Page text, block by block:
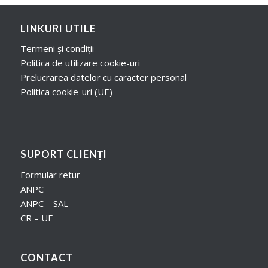
LINKURI UTILE
Termeni și condiții
Politica de utilizare cookie-uri
Prelucrarea datelor cu caracter personal
Politica cookie-uri (UE)
SUPORT CLIENȚI
Formular retur
ANPC
ANPC – SAL
CR – UE
CONTACT